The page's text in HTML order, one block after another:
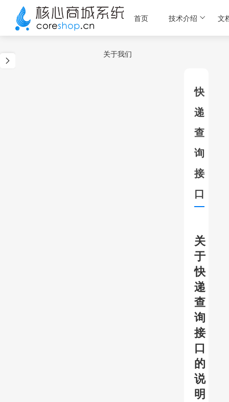
首页 技术介绍 文
关于我们
快
递
查
询
接
口
关
于
快
递
查
询
接
口
的
说
明